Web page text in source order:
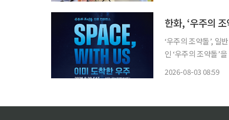
한화, ‘우주의
‘우주의 조약돌’, 일반 대중으로 공개 확대
인 ‘우주의 조약돌’
2026-08-03 08:59